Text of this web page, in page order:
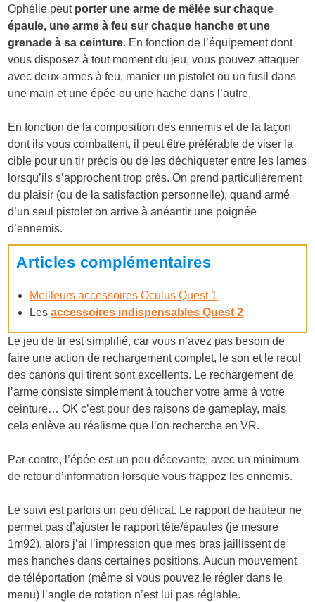
Ophélie peut porter une arme de mêlée sur chaque
épaule, une arme à feu sur chaque hanche et une
grenade à sa ceinture. En fonction de l’équipement dont
vous disposez à tout moment du jeu, vous pouvez attaquer
avec deux armes à feu, manier un pistolet ou un fusil dans
une main et une épée ou une hache dans l’autre.
En fonction de la composition des ennemis et de la façon
dont ils vous combattent, il peut être préférable de viser la
cible pour un tir précis ou de les déchiqueter entre les lames
lorsqu’ils s’approchent trop près. On prend particulièrement
du plaisir (ou de la satisfaction personnelle), quand armé
d’un seul pistolet on arrive à anéantir une poignée
d’ennemis.
Articles complémentaires
Meilleurs accessoires Oculus Quest 1
Lesaccessoires indispensables Quest 2
Le jeu de tir est simplifié, car vous n’avez pas besoin de
faire une action de rechargement complet, le son et le recul
des canons qui tirent sont excellents. Le rechargement de
l’arme consiste simplement à toucher votre arme à votre
ceinture… OK c’est pour des raisons de gameplay, mais
cela enlève au réalisme que l’on recherche en VR.
Par contre, l’épée est un peu décevante, avec un minimum
de retour d’information lorsque vous frappez les ennemis.
Le suivi est parfois un peu délicat. Le rapport de hauteur ne
permet pas d’ajuster le rapport tête/épaules (je mesure
1m92), alors j’ai l’impression que mes bras jaillissent de
mes hanches dans certaines positions. Aucun mouvement
de téléportation (même si vous pouvez le régler dans le
menu) l’angle de rotation n’est lui pas réglable.